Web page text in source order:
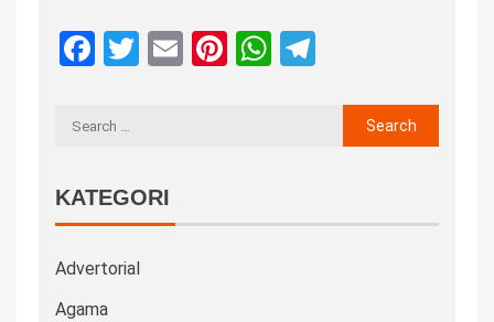
Facebook
Twitter
EmailPinterest
WhatsApp
KATEGORI
Advertorial
Agama